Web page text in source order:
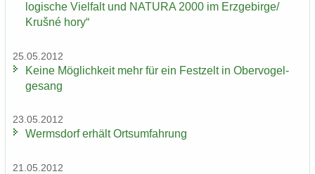
lo­gi­sche Viel­falt und NA­TU­RA 2000 im Erz­ge­bir­ge/
Krušné hory“
25.05.2012
Keine Mög­lich­keit mehr für ein Fest­zelt in Ober­vo­gel­
ge­sang
23.05.2012
Werms­dorf er­hält Orts­um­fah­rung
21.05.2012